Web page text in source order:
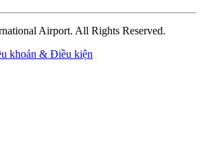
Airport. All Rights Reserved.
khoản & Điều kiện